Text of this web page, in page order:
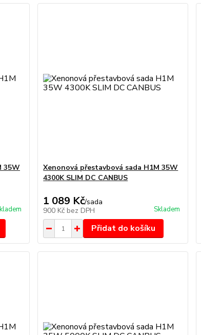
35W
Xenonová přestavbová sada H1M 35W
4300K SLIM DC CANBUS
1 089 Kč/sada
900 Kč bez DPH Skladem
Přidat do košíku